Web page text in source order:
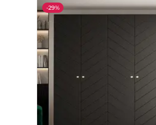
-29%